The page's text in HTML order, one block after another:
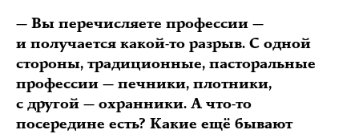
— Вы перечисляете профессии —
и получается какой-то разрыв. С одной
стороны, традиционные, пасторальные
профессии — печники, плотники,
с другой — охранники. А что-то
посередине есть? Какие ещё бывают